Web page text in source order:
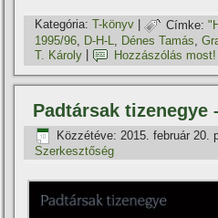
Kategória: T-könyv | Címke:
1995/96, D-H-L, Dénes Tamás,
T. Károly
Hozzászólás most!
Padtársak tizenegye
Közzétéve: 2015. február 20.
Szerkesztőség